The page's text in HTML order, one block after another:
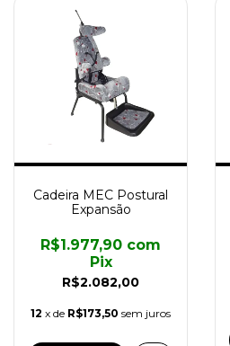
Cadeira MEC Postural
Expansão
R$2.082,00
R$1.977,90 com
Pix
12 x de R$173,50 sem juros